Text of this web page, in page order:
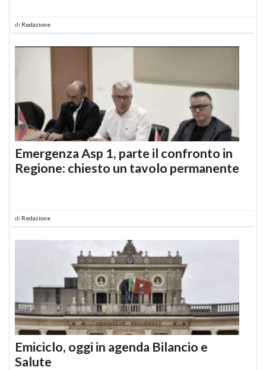
di Redazione
Emergenza Asp 1, parte il confronto in
Regione: chiesto un tavolo permanente
di Redazione
Emiciclo, oggi in agenda Bilancio e
Salute